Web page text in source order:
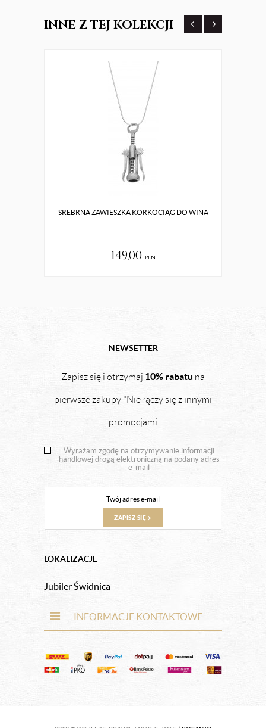
INNE Z TEJ KOLEKCJI
SREBRNA ZAWIESZKA KORKOCIĄG DO WINA
149,00 pln
NEWSETTER
Zapisz się i otrzymaj 10% rabatu na
pierwsze zakupy *Nie łączy się z innymi
promocjami
Wyrażam zgodę na otrzymywanie informacji
handlowej drogą elektroniczną na podany adres
e-mail
ZAPISZ SIĘ
LOKALIZACJE
Jubiler Świdnica
INFORMACJE KONTAKTOWE